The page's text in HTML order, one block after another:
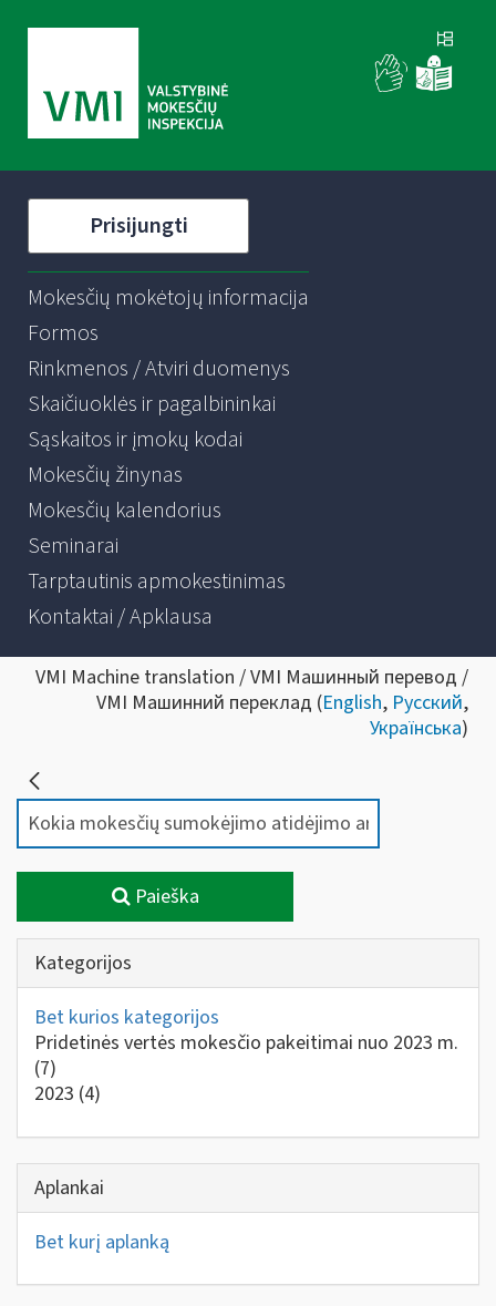
Prisijungti
Mokesčių mokėtojų informacija
Formos
Rinkmenos / Atviri duomenys
Skaičiuoklės ir pagalbininkai
Sąskaitos ir įmokų kodai
Mokesčių žinynas
Mokesčių kalendorius
Seminarai
Tarptautinis apmokestinimas
Kontaktai / Apklausa
VMI Machine translation / VMI Машинный перевод /
VMI Машинний переклад (English, Русский,
Українська)
Paieška
Kategorijos
Bet kurios kategorijos
Pridetinės vertės mokesčio pakeitimai nuo 2023 m.
(7)
2023 (4)
Aplankai
Bet kurį aplanką